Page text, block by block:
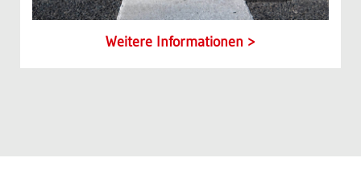
Weitere Informationen